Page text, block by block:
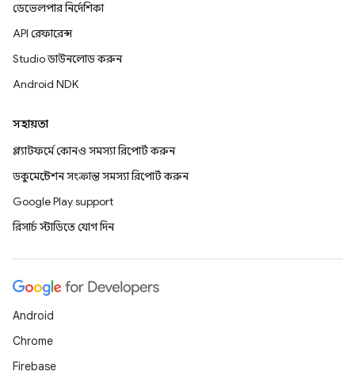
ডেভেলপার নির্দেশিকা
API রেফারেন্স
Studio ডাউনলোড করুন
Android NDK
সহায়তা
প্ল্যাটফর্মে কোনও সমস্যা রিপোর্ট করুন
ডকুমেন্টেশন সংক্রান্ত সমস্যা রিপোর্ট করুন
Google Play support
রিসার্চ স্টাডিতে যোগ দিন
Android
Chrome
Firebase